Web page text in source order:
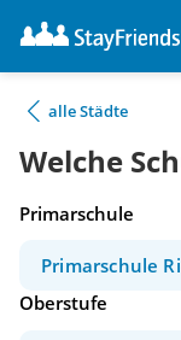
alle Städte
Welche
Primarschule
Primarschule
Oberstufe